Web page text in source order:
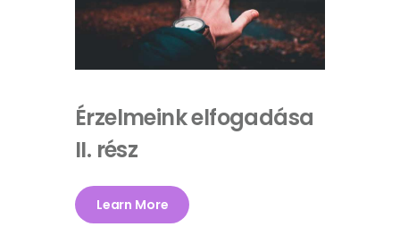
Érzelmeink elfogadása
II. rész
Learn More